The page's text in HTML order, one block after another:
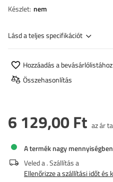
Készlet nem
Lásd a teljes specifikációt
Hozzáadás a bevásárlólistához
Összehasonlítás
6 129,00 Ft az ár
A termék nagy
Veled a. Szállítás a
Ellenőrizze a szállítási időt és